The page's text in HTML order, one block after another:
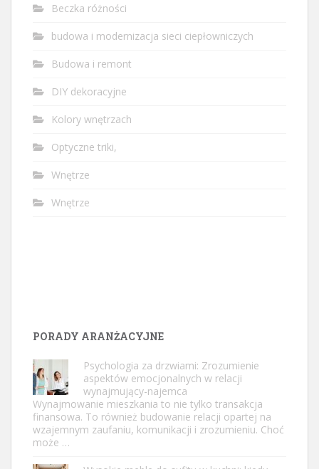
Beczka różności
budowa i modernizacja sieci ciepłowniczych
Budowa i remont
DIY dekoracyjne
Kolory wnętrzach
Optyczne triki,
Wnętrze
Wnętrze
PORADY ARANŻACYJNE
Psychologia za drzwiami: Zrozumienie
aspektów emocjonalnych w relacji
wynajmujący-najemca
Wynajmowanie mieszkania to nie tylko transakcja
finansowa. To również budowanie relacji opartej na
wzajemnym zaufaniu, komunikacji i zrozumieniu. Choć
może …